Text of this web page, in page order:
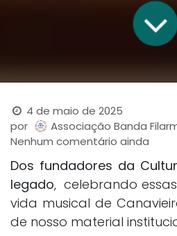
4 de maio de 2025
por
Associação Banda
Nenhum comentário ainda
Dos fundadores da
legado, celebrando
vida musical de
de nosso material